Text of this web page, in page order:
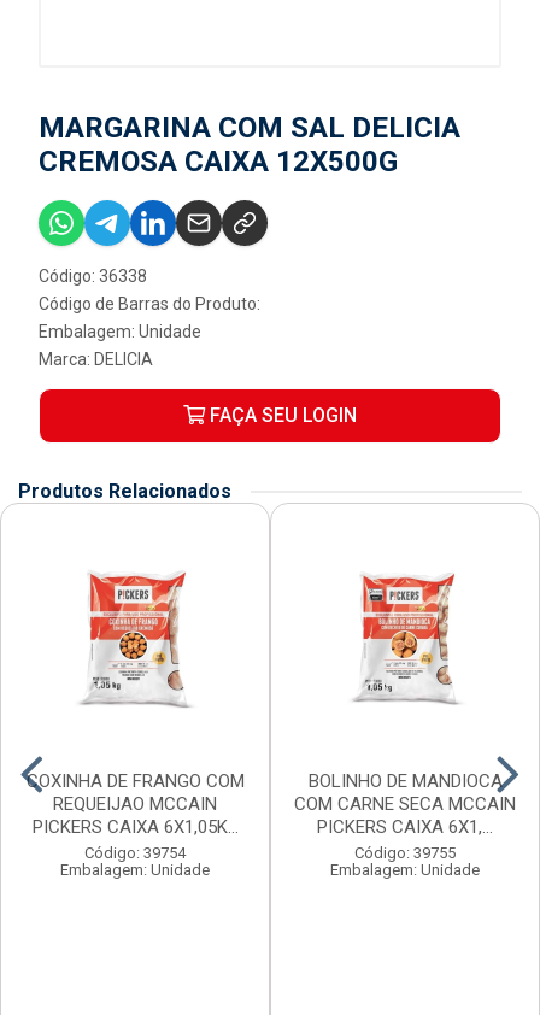
MARGARINA COM SAL DELICIA
CREMOSA CAIXA 12X500G
Código: 36338
Código de Barras do Produto:
Embalagem: Unidade
Marca: DELICIA
FAÇA SEU LOGIN
Produtos Relacionados
COXINHA DE FRANGO COM
REQUEIJAO MCCAIN
PICKERS CAIXA 6X1,05K...
Código: 39754
Embalagem: Unidade
BOLINHO DE MANDIOCA
COM CARNE SECA MCCAIN
PICKERS CAIXA 6X1,...
Código: 39755
Embalagem: Unidade